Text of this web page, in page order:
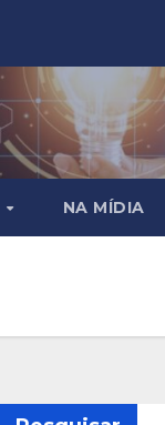
NA MÍDIA